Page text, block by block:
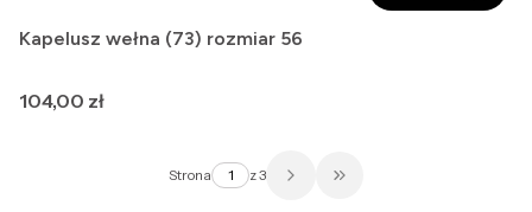
Kapelusz wełna (73) rozmiar 56
Cena
104,00 zł
Strona z 3 Przejdź do ostatniej